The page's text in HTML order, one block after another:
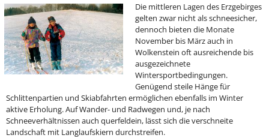
Die mittleren Lagen des Erzgebirges
gelten zwar nicht als schneesicher,
dennoch bieten die Monate
November bis März auch in
Wolkenstein oft ausreichende bis
ausgezeichnete
Wintersportbedingungen.
Genügend steile Hänge für
Schlittenpartien und Skiabfahrten ermöglichen ebenfalls im Winter
aktive Erholung. Auf Wander- und Radwegen und, je nach
Schneeverhältnissen auch querfeldein, lässt sich die verschneite
Landschaft mit Langlaufskiern durchstreifen.